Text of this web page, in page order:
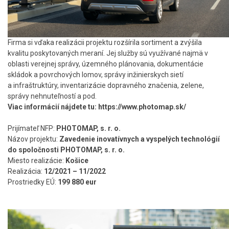
Firma si vďaka realizácii projektu rozšírila sortiment a zvýšila
kvalitu poskytovaných meraní. Jej služby sú využívané najmä v
oblasti verejnej správy, územného plánovania, dokumentácie
skládok a povrchových lomov, správy inžinierskych sietí
a infraštruktúry, inventarizácie dopravného značenia, zelene,
správy nehnuteľností a pod.
Viac informácií nájdete tu: https://www.photomap.sk/
Prijímateľ NFP: PHOTOMAP, s. r. o.
Názov projektu: Zavedenie inovatívnych a vyspelých technológií
do spoločnosti PHOTOMAP, s. r. o.
Miesto realizácie: Košice
Realizácia: 12/2021 – 11/2022
Prostriedky EÚ: 199 880 eur